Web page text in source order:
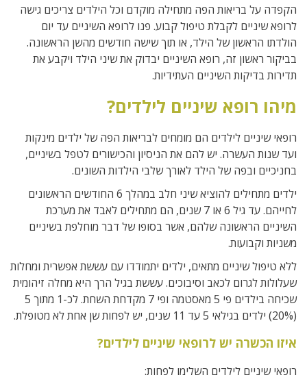
הקפדה על בריאות הפה מתחילה מוקדם וכל הילדים צריכים גישה
לרופא שיניים לקבלת טיפול קבוע. פנו לרופא השיניים עד יום
הולדתו הראשון של הילד, או תוך שישה חודשים מהשן הראשונה.
בביקור ראשון זה, רופא השיניים יבדוק את שיני הילד ויקבע את
תדירות בדיקות השיניים העתידיות.
מיהו רופא שיניים לילדים?
רופאי שיניים לילדים הם מומחים לבריאות הפה של ילדים מינקות
ועד שנות העשרה. יש להם את הניסיון והכישורים לטפל בשיניים,
בחניכיים ובפה של הילד לאורך שלבי הילדות השונים.
ילדים מתחילים להוציא שיני חלב במהלך 6 החודשים הראשונים
לחייהם. עד גיל 6 או 7 שנים, הם מתחילים לאבד את מערכת
השיניים הראשונה שלהם, אשר בסופו של דבר מוחלפת בשיניים
משניות וקבועות.
ללא טיפול שיניים מתאים, ילדים יתמודדו עם עששת אפשרית ומחלות
שעלולות לגרום לכאב וסיבוכים. עששת בגיל הרך היא מחלה זיהומית
שכיחה בילדים פי 5 מאסטמה ופי 7 מקדחת השחת. לכ-1 מתוך 5
(20%) ילדים בגילאי 5 עד 11 שנים, יש לפחות שן אחת לא מטופלת.
איזו הכשרה יש לרופאי שיניים לילדים?
רופאי שיניים לילדים השלימו לפחות: